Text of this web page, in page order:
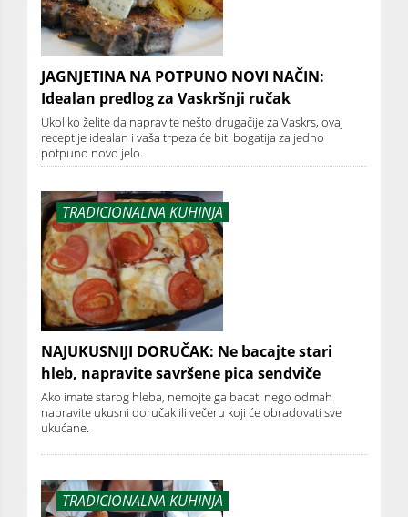
JAGNJETINA NA POTPUNO NOVI NAČIN:
Idealan predlog za Vaskršnji ručak
Ukoliko želite da napravite nešto drugačije za Vaskrs, ovaj
recept je idealan i vaša trpeza će biti bogatija za jedno
potpuno novo jelo.
TRADICIONALNA KUHINJA
NAJUKUSNIJI DORUČAK: Ne bacajte stari
hleb, napravite savršene pica sendviče
Ako imate starog hleba, nemojte ga bacati nego odmah
napravite ukusni doručak ili večeru koji će obradovati sve
ukućane.
TRADICIONALNA KUHINJA